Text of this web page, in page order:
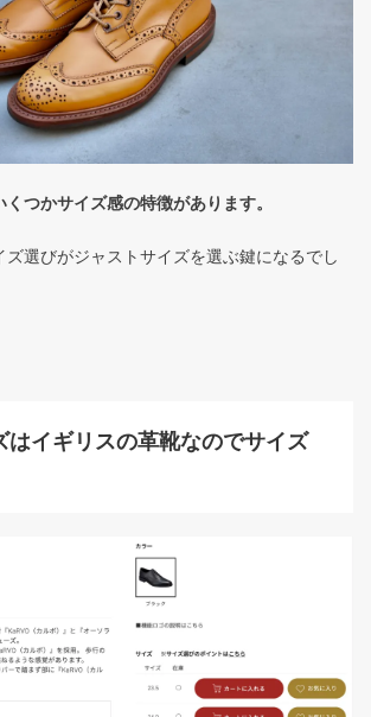
くつかサイズ感の特徴があります。
ズ選びがジャストサイズを選ぶ鍵になるでし
はイギリスの革靴なのでサイズ